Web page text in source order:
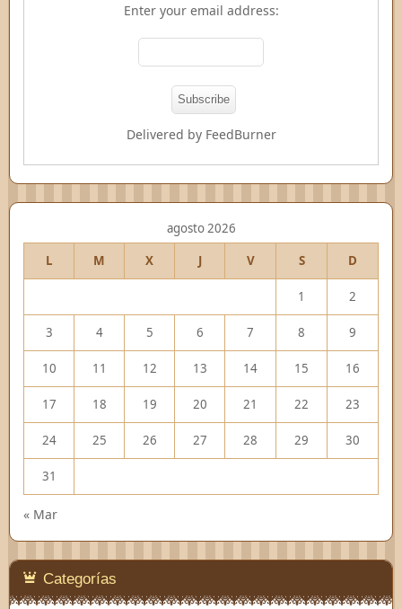
Enter your email address:
Delivered by FeedBurner
agosto 2026
L
M X J V S D
1 2
3 4 5 6 7 8 9
10 11 12 13 14 15 16
17 18 19 20 21 22 23
24 25 26 27 28 29 30
31
« Mar
Categorías